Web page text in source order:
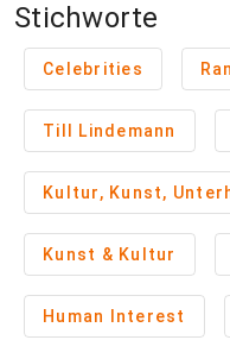
Stichworte
Celebrities
Till Lindemann
Kultur, Kunst,
Kunst & Kultur
Human Interest